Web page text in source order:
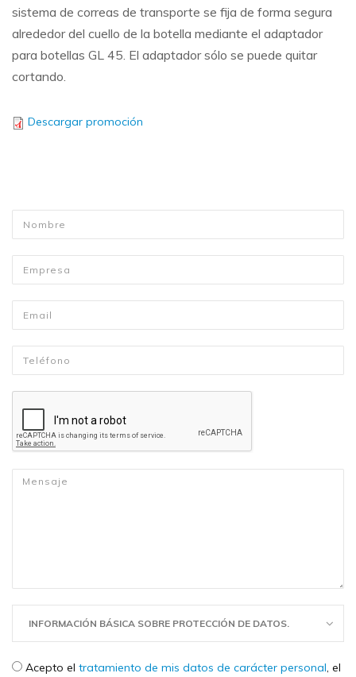
sistema de correas de transporte se fija de forma segura
alrededor del cuello de la botella mediante el adaptador
para botellas GL 45. El adaptador sólo se puede quitar
cortando.
Descargar promoción
Nombre
Empresa
Email *
Telefono
Mensaje*
INFORMACIÓN BÁSICA SOBRE PROTECCIÓN DE DATOS.
Check legal *
Acepto el tratamiento de mis datos de carácter personal, el